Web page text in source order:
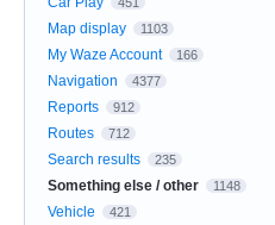
Map display 1103
My Waze Account 166
Navigation 4377
Reports 912
Routes 712
Search results 235
Something else / other 1148
Vehicle 421